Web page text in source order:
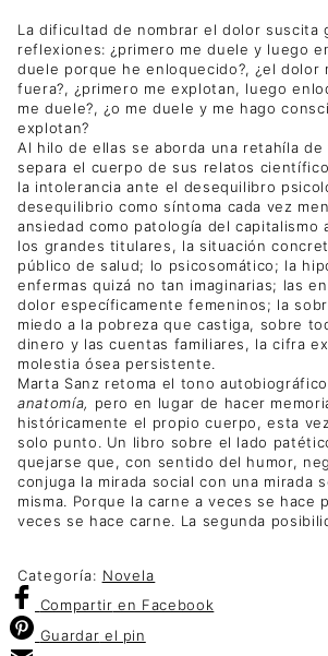
La dificultad de nombrar el dolor suscita
reflexiones: ¿primero me duele y luego
duele porque he enloquecido?, ¿el dolor
fuera?, ¿primero me explotan, luego
me duele?, ¿o me duele y me hago
explotan?
Al hilo de ellas se aborda una retahíla
separa el cuerpo de sus relatos
la intolerancia ante el desequilibro
desequilibrio como síntoma cada vez
ansiedad como patología del capitalismo
los grandes titulares, la situación
público de salud; lo psicosomático; la
enfermas quizá no tan imaginarias; las
dolor específicamente femeninos; la
miedo a la pobreza que castiga, sobre
dinero y las cuentas familiares, la cifra
molestia ósea persistente.
Marta Sanz retoma el tono
anatomía, pero en lugar de hacer
históricamente el propio cuerpo, esta
solo punto. Un libro sobre el lado
quejarse que, con sentido del humor,
conjuga la mirada social con una mirada
misma. Porque la carne a veces se hace
veces se hace carne. La segunda
Categoría: Novela
Compartir en Facebook
Guardar el pin